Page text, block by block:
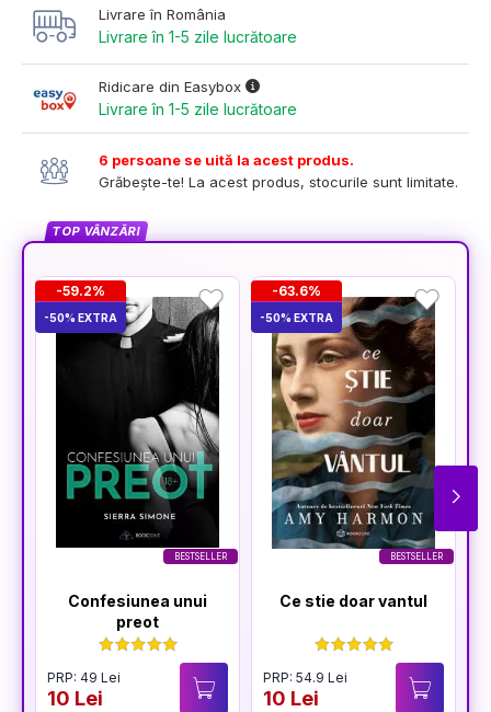
Livrare în România
Livrare în 1-5 zile lucrătoare
Ridicare din Easybox
Livrare în 1-5 zile lucrătoare
6 persoane se uită la acest produs.
Grăbește-te! La acest produs, stocurile sunt limitate.
TOP VÂNZĂRI
BESTSELLER
-59.2%
-50% EXTRA
Confesiunea unui
preot
PRP: 49 Lei
10 Lei
BESTSELLER
-63.6%
-50% EXTRA
Ce stie doar vantul
PRP: 54.9 Lei
10 Lei